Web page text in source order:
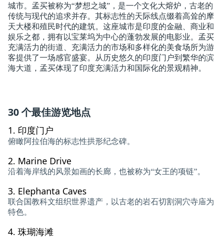
城市。孟买被称为“梦想之城”，是一个文化大熔炉，古老的
传统与现代的追求并存。其标志性的天际线点缀着高耸的摩
天大楼和殖民时代的建筑。这座城市是印度的金融、商业和
娱乐之都，拥有以宝莱坞为中心的蓬勃发展的电影业。孟买
充满活力的街道、充满活力的市场和多样化的美食场所为游
客提供了一场感官盛宴。从历史悠久的印度门户到繁华的滨
海大道，孟买体现了印度充满活力和国际化的景观精神。
30 个最佳游览地点
1. 印度门户
俯瞰阿拉伯海的标志性拱形纪念碑。
2. Marine Drive
沿着海岸线的风景如画的长廊，也被称为“女王的项链”。
3. Elephanta Caves
联合国教科文组织世界遗产，以古老的岩石切割洞穴寺庙为
特色。
4. 珠瑚海滩